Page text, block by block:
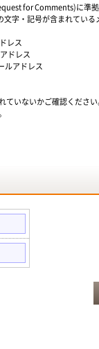
for Comments)に準
字・記号が含まれている
レス
ドレス
ルアドレス
いないかご確認ください